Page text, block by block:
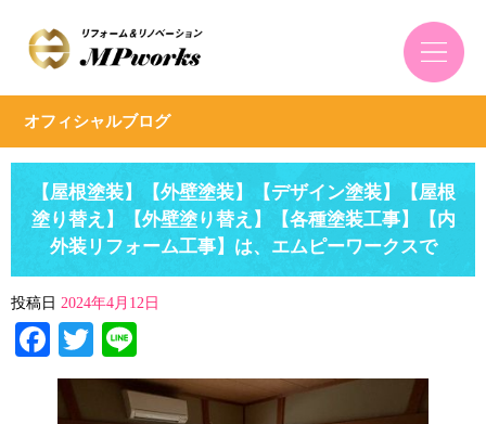
オフィシャルブログ
【屋根塗装】【外壁塗装】【デザイン塗装】【屋根
塗り替え】【外壁塗り替え】【各種塗装工事】【内
外装リフォーム工事】は、エムピーワークスで
投稿日 2024年4月12日
Facebook
Twitter